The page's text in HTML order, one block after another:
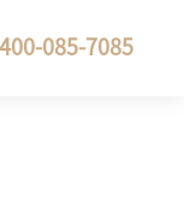
400-085-7085